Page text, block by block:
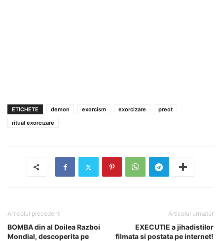
ETICHETE demon exorcism exorcizare
preot
ritual exorcizare
Articolul precedent
BOMBA din al Doilea Razboi
Mondial, descoperita pe
Articolul următor
EXECUTIE a jihadistilor
filmata si postata pe internet!